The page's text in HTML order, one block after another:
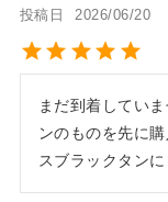
投稿日
2026/06/20
まだ到着してい
ンのものを先に
スブラックタン